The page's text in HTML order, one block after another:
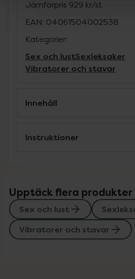
Jämförpris 929 kr/st
EAN: 04061504002538
Kategorier:
Sex och lustSexleksaker
Vibratorer och stavar
Innehåll
Instruktioner
Upptäck flera produkter
Sex och lust
Vibratorer och stavar